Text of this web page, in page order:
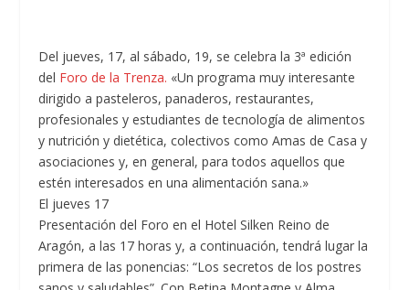
Del jueves, 17, al sábado, 19, se celebra la 3ª edición
del Foro de la Trenza. «Un programa muy interesante
dirigido a pasteleros, panaderos, restaurantes,
profesionales y estudiantes de tecnología de alimentos
y nutrición y dietética, colectivos como Amas de Casa y
asociaciones y, en general, para todos aquellos que
estén interesados en una alimentación sana.»
El jueves 17
Presentación del Foro en el Hotel Silken Reino de
Aragón, a las 17 horas y, a continuación, tendrá lugar la
primera de las ponencias: “Los secretos de los postres